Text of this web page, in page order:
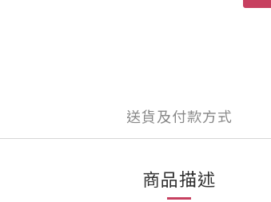
送貨及付款方式
商品描述